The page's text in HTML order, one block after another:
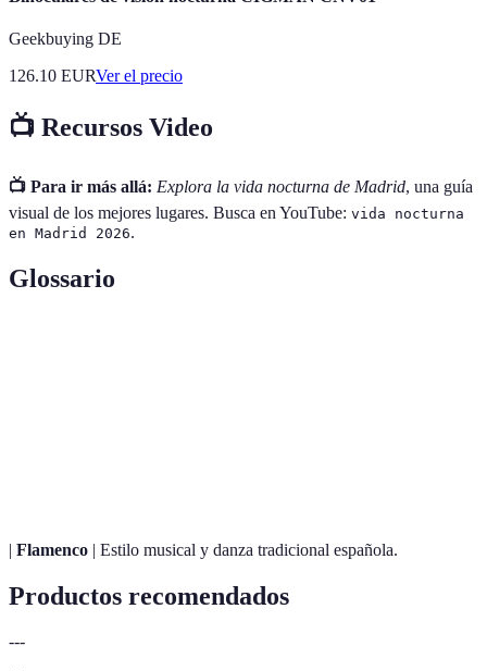
Geekbuying DE
126.10 EURVer el precio
📺 Recursos Video
📺 Para ir más allá: Explora la vida nocturna de Madrid, una guía
visual de los mejores lugares. Busca en YouTube: vida nocturna
en Madrid 2026.
Glossario
| Flamenco | Estilo musical y danza tradicional española.
Productos recomendados
---